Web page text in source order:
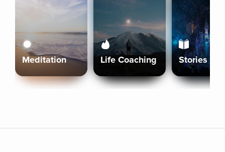
Meditation Life Coaching Stories